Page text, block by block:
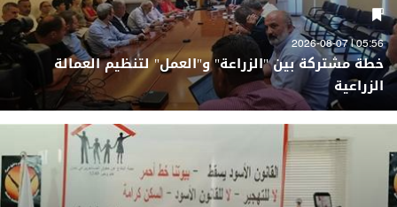
05:56 | 2026-08-07
خطة مشتركة بين "الزراعة" و"العمل" لتنظيم العمالة
الزراعية